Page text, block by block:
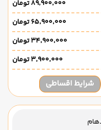
۸۹٬۹۰۰٬۰۰۰ تومان
۶۵٬۹۰۰٬۰۰۰ تومان
۳۴٬۹۰۰٬۰۰۰ تومان
۳٬۹۰۰٬۰۰۰ تومان
شرایط اقساطی